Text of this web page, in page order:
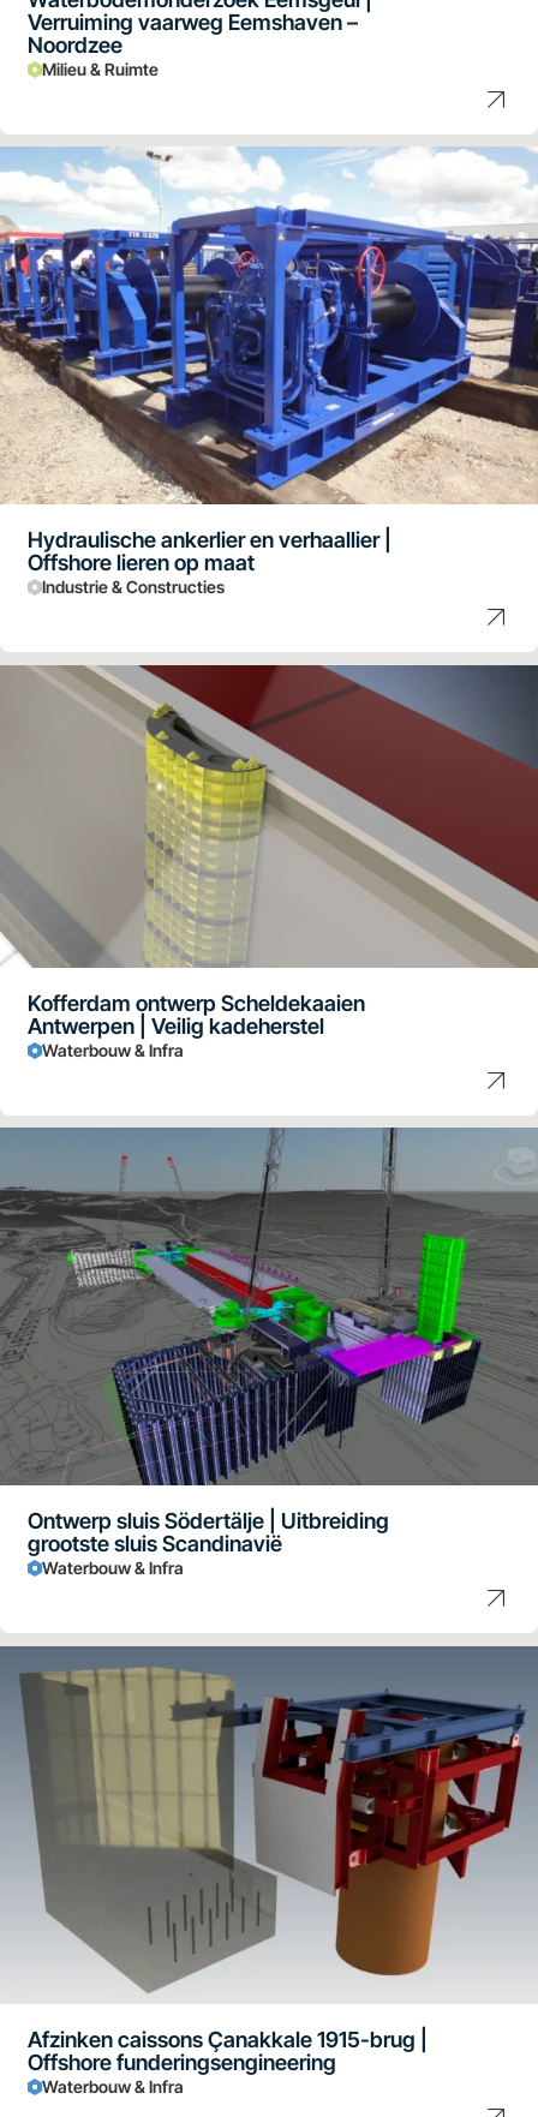
Verruiming vaarweg Eemshaven –
Noordzee
Milieu & Ruimte
Hydraulische ankerlier en verhaallier |
Offshore lieren op maat
Industrie & Constructies
Kofferdam ontwerp Scheldekaaien
Antwerpen | Veilig kadeherstel
Waterbouw & Infra
Ontwerp sluis Södertälje | Uitbreiding
grootste sluis Scandinavië
Waterbouw & Infra
Afzinken caissons Çanakkale 1915-brug |
Offshore funderingsengineering
Waterbouw & Infra